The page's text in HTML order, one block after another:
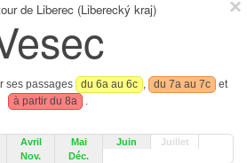
de Liberec (Liberecký kraj)
ses passages du 6a au 6c , du 7a au 7c
et
à partir du 8a
.
Avril Mai Juin
Juillet
Nov. Déc.